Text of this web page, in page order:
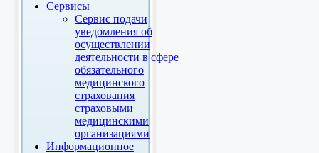
Сервисы
Сервис подачи
уведомления об
осуществлении
деятельности в сфере
обязательного
медицинского
страхования
страховыми
медицинскими
организациями
Информационное